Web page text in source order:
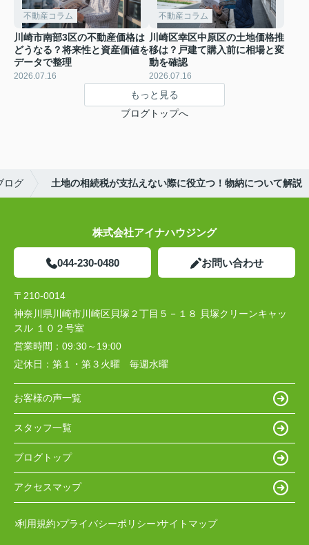
不動産コラム
川崎市南部3区の不動産価格は
どうなる？将来性と資産価値を
データで整理
2026.07.16
不動産コラム
川崎区幸区中原区の土地価格推
移は？戸建て購入前に相場と変
動を確認
2026.07.16
もっと見る
ブログトップへ
ログ 土地の相続税が支払えない際に役立つ！物納について解説
株式会社アイナハウジング
044-230-0480 お問い合わせ
〒210-0014
神奈川県川崎市川崎区貝塚２丁目５－１８ 貝塚クリーンキャッ
スル １０２号室
営業時間： 09:30～19:00
定休日： 第１・第３火曜 毎週水曜
お客様の声一覧
スタッフ一覧
ブログトップ
アクセスマップ
利用規約 プライバシーポリシー サイトマップ